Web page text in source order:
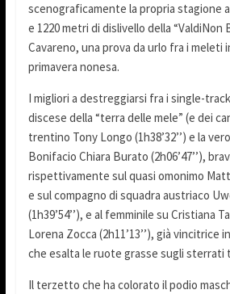
scenograficamente la propria stagione
e 1220 metri di dislivello della “ValdiNon
Cavareno, una prova da urlo fra i meleti
primavera nonesa.
I migliori a destreggiarsi fra i single-
discese della “terra delle mele” (e dei
trentino Tony Longo (1h38’32’’) e la
Bonifacio Chiara Burato (2h06’47’’),
rispettivamente sul quasi omonimo
e sul compagno di squadra austriaco
(1h39’54’’), e al femminile su Cristiana
Lorena Zocca (2h11’13’’), già vincitrice
che esalta le ruote grasse sugli sterrati
Il terzetto che ha colorato il podio